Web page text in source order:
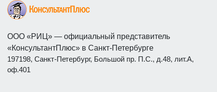
ООО «РИЦ» — официальный представитель
«КонсультантПлюс» в Санкт-Петербурге
197198, Санкт-Петербург, Большой пр. П.С., д.48, лит.А,
оф.401